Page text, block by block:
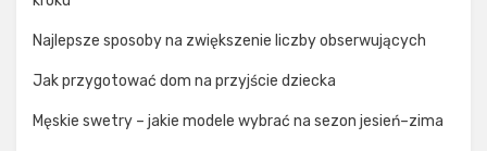
Najlepsze sposoby na zwiększenie liczby obserwujących
Jak przygotować dom na przyjście dziecka
Męskie swetry – jakie modele wybrać na sezon jesień–zima